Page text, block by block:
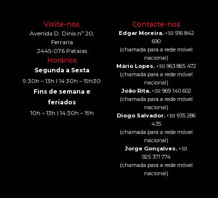
Visite-nos
Avenida D. Dinis nº 20,
Ferraria
2445-076 Pataias
Horários
Segunda a Sexta
9:30h – 13h I 14:30h – 19h30
Fins de semana e
feriados
10h – 13h I 14:30h – 19h
Contacte-nos
Edgar Moreira. +351 916 842
690
(chamada para a rede móvel
nacional)
Mário Lopes. +351 963 865 472
(chamada para a rede móvel
nacional)
João Rita. +351 969 140 602
(chamada para a rede móvel
nacional)
Diogo Salvador. +351 935 286
435
(chamada para a rede móvel
nacional)
Jorge Gonçalves. +351
925 371 774
(chamada para a rede móvel
nacional)